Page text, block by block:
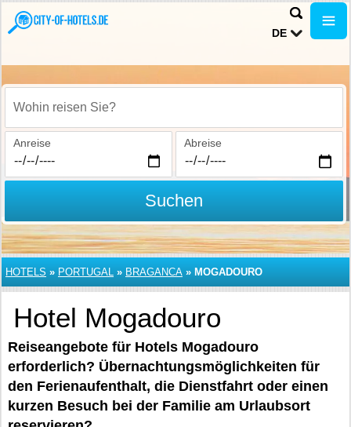
DE
Wohin reisen Sie?
Anreise Abreise
Suchen
HOTELS » PORTUGAL » BRAGANCA » MOGADOURO
Hotel Mogadouro
Reiseangebote für Hotels Mogadouro
erforderlich? Übernachtungsmöglichkeiten für
den Ferienaufenthalt, die Dienstfahrt oder einen
kurzen Besuch bei der Familie am Urlaubsort